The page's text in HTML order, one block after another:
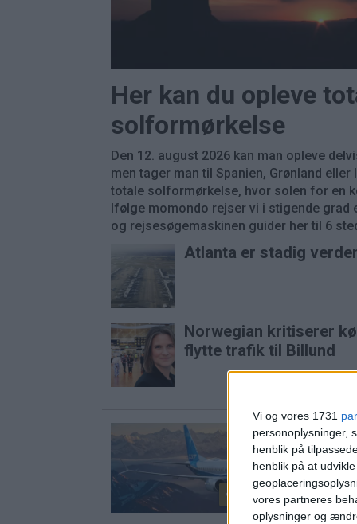
Vi og vores 1731
personoplysninger,
henblik på
henblik på at
vores partneres
oplysninger og
Her kan du opleve
solformørkelse
Den 12. august 2026 kan man opleve
men tager man til Spanien, Grønland eller
totale solformørkelse, hvor solen for en
Ifølge momondo rejser vi i stigende grad
og rejsesøgemaskinen guider her til 6
Atlanta er stadig
Norwegian kritiserer
flytte trafik til Billund
PREMIUM